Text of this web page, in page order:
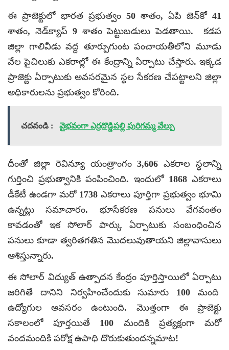
ఈ ప్రాజెక్టులో భారత ప్రభుత్వం 50 శాతం, ఏపి జెన్‌కో 41
శాతం, నెడ్‌క్యాప్‌ 9 శాతం పెట్టుబడులు పెడతాయి. కడప
జిల్లా గాలివీడు వద్ద తూర్పుగుంట పంచాయతీలోని మూడు
వేల పైచిలుకు ఎకరాల్లో ఈ కేంద్రాన్ని ఏర్పాటు చేస్తారు. ఇక్కడ
ప్రాజెక్టు ఏర్పాటుకు అవసరమైన స్ధల సేకరణ చేపట్టాలని జిల్లా
అధికారులను ప్రభుత్వం కోరింది.
చదవండి : వైభవంగా ఎర్రదొడ్డిపల్లి పురిగమ్మ వేల్పు
దీంతో జిల్లా రెవిన్యూ యంత్రాంగం 3,606 ఎకరాల స్ధలాన్ని
గుర్తించి ప్రభుత్వానికి పంపించింది. ఇందులో 1868 ఎకరాలు
డీకేటీ ఉండగా మరో 1738 ఎకరాలు పూర్తిగా ప్రభుత్వం భూమి
ఉన్నట్లు సమాచారం. భూసేకరణ పనులు వేగవంతం
కావడంతో ఇక సోలార్‌ పార్కు ఏర్పాటుకు సంబంధించిన
పనులు కూడా త్వరితగతిన మొదలువుతాయని జిల్లావాసులు
ఆశిస్తున్నారు.
ఈ సోలార్ విద్యుత్ ఉత్పాదన కేంద్రం పూర్తిస్తాయిలో ఏర్పాటు
జరిగితే దానిని నిర్వహించేందుకు సుమారు 100 మంది
ఉద్యోగుల అవసరం ఉంటుంది. మొత్తంగా ఈ ప్రాజెక్టు
సకాలంలో పూర్తయితే 100 మందికి ప్రత్యక్షంగా మరో
వందమందికి పరోక్ష ఉపాధి దొరుకుతుందన్నమాట!